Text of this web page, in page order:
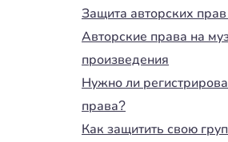
Защита авторских
Авторские права на
произведения
Нужно ли
права?
Как защитить свою